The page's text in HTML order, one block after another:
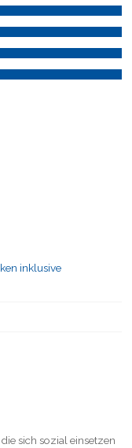
inklusive
sich sozial einsetzen